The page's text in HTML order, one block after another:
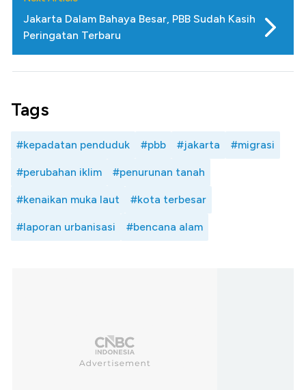
Jakarta Dalam Bahaya Besar, PBB Sudah Kasih
Peringatan Terbaru
Tags
#kepadatan penduduk #pbb #jakarta #migrasi
#perubahan iklim #penurunan tanah
#kenaikan muka laut #kota terbesar
#laporan urbanisasi #bencana alam